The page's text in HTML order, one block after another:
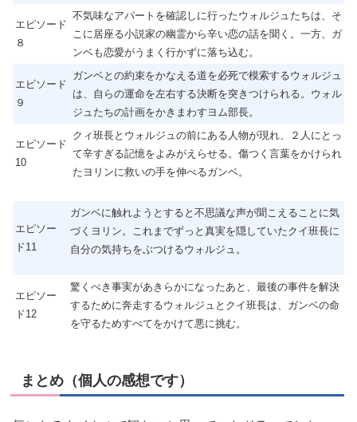
エピソード
８
不気味なアパートを確認しに行ったウォルジュたちは、そ
こに居座る小説家の幽霊から辛い恋の話を聞く。一方、ガ
ンベも恋愛がうまく行かずに落ち込む。
エピソード
９
ガンベとの約束をかなえる道を必死で模索するウォルジュ
は、自らの運命を左右する決断を突きつけられる。ウォル
ジュたちの計画をかきまわすヨム部長。
エピソード
10
クィ班長とウォルジュの前にある人物が現れ、２人にとっ
て辛すぎる記憶をよみがえらせる。傷つく言葉をかけられ
たヨリンに救いの手を伸べるガンベ。
エピソー
ド11
ガンベに触れようとすると不思議な声が聞こえることに気
づくヨリン。これまでずっと真実を隠していたクイ班長に
自分の気持ちをぶつけるウォルジュ。
エピソー
ド12
驚くべき事実があきらかになったあと、最後の事件を解決
するために奔走するウォルジュとクイ班長は、ガンベの命
を守るためすべてをかけて悪に挑む。
まとめ（個人の感想です）